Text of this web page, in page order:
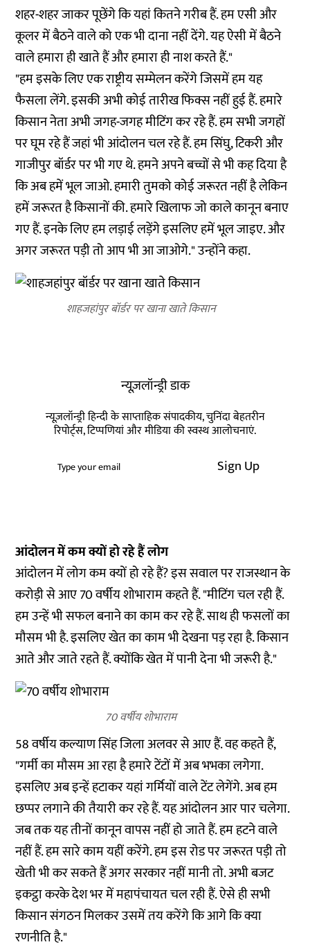
शहर-शहर जाकर पूछेंगे कि यहां कितने गरीब हैं. हम एसी और
कूलर में बैठने वाले को एक भी दाना नहीं देंगे. यह ऐसी में बैठने
वाले हमारा ही खाते हैं और हमारा ही नाश करते हैं."
"हम इसके लिए एक राष्ट्रीय सम्मेलन करेंगे जिसमें हम यह
फैसला लेंगे. इसकी अभी कोई तारीख फिक्स नहीं हुई हैं. हमारे
किसान नेता अभी जगह-जगह मीटिंग कर रहे हैं. हम सभी जगहों
पर घूम रहे हैं जहां भी आंदोलन चल रहे हैं. हम सिंघु, टिकरी और
गाजीपुर बॉर्डर पर भी गए थे. हमने अपने बच्चों से भी कह दिया है
कि अब हमें भूल जाओ. हमारी तुमको कोई जरूरत नहीं है लेकिन
हमें जरूरत है किसानों की. हमारे खिलाफ जो काले कानून बनाए
गए हैं. इनके लिए हम लड़ाई लड़ेंगे इसलिए हमें भूल जाइए. और
अगर जरूरत पड़ी तो आप भी आ जाओगे." उन्होंने कहा.
शाहजहांपुर बॉर्डर पर खाना खाते किसान
न्यूज़लॉन्ड्री डाक
न्यूज़लॉन्ड्री हिन्दी के साप्ताहिक संपादकीय, चुनिंदा बेहतरीन
रिपोर्ट्स, टिप्पणियां और मीडिया की स्वस्थ आलोचनाएं.
Sign Up
आंदोलन में कम क्यों हो रहे हैं लोग
आंदोलन में लोग कम क्यों हो रहे हैं? इस सवाल पर राजस्थान के
करोड़ी से आए 70 वर्षीय शोभाराम कहते हैं. "मीटिंग चल रही हैं.
हम उन्हें भी सफल बनाने का काम कर रहे हैं. साथ ही फसलों का
मौसम भी है. इसलिए खेत का काम भी देखना पड़ रहा है. किसान
आते और जाते रहते हैं. क्योंकि खेत में पानी देना भी जरूरी है."
70 वर्षीय शोभाराम
58 वर्षीय कल्याण सिंह जिला अलवर से आए हैं. वह कहते हैं,
"गर्मी का मौसम आ रहा है हमारे टेंटों में अब भभका लगेगा.
इसलिए अब इन्हें हटाकर यहां गर्मियों वाले टेंट लेगेंगे. अब हम
छप्पर लगाने की तैयारी कर रहे हैं. यह आंदोलन आर पार चलेगा.
जब तक यह तीनों कानून वापस नहीं हो जाते हैं. हम हटने वाले
नहीं हैं. हम सारे काम यहीं करेंगे. हम इस रोड पर जरूरत पड़ी तो
खेती भी कर सकते हैं अगर सरकार नहीं मानी तो. अभी बजट
इकट्ठा करके देश भर में महापंचायत चल रही हैं. ऐसे ही सभी
किसान संगठन मिलकर उसमें तय करेंगे कि आगे कि क्या
रणनीति है."